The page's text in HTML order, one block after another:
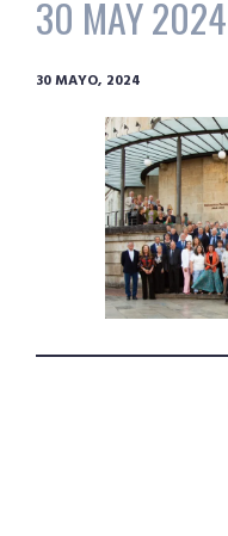
30 MAY 2024
30 MAYO, 2024